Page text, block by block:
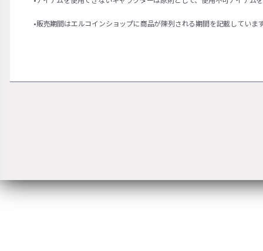
•販売期間はエルコインショップに商品が陳列される期間を記載してい